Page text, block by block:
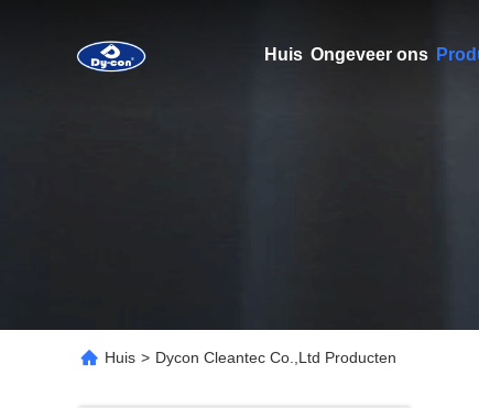
Huis Ongeveer ons
Huis > Dycon Cleantec Co.,Ltd Producten